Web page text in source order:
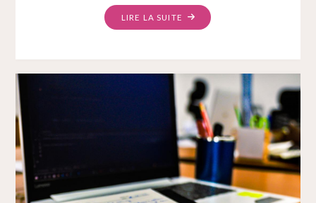
LIRE LA SUITE